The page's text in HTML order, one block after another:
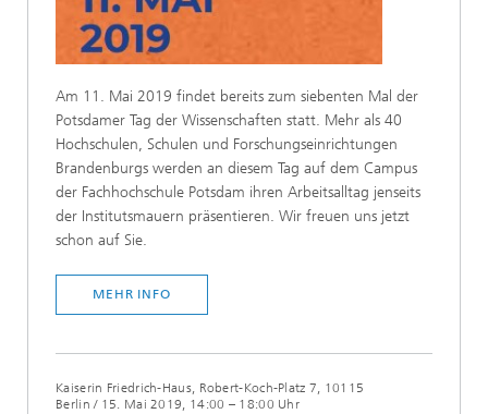
Am 11. Mai 2019 findet bereits zum siebenten Mal der
Potsdamer Tag der Wissenschaften statt. Mehr als 40
Hochschulen, Schulen und Forschungseinrichtungen
Brandenburgs werden an diesem Tag auf dem Campus
der Fachhochschule Potsdam ihren Arbeitsalltag jenseits
der Institutsmauern präsentieren. Wir freuen uns jetzt
schon auf Sie.
MEHR INFO
Kaiserin Friedrich-Haus, Robert-Koch-Platz 7, 10115
Berlin / 15. Mai 2019, 14:00 – 18:00 Uhr